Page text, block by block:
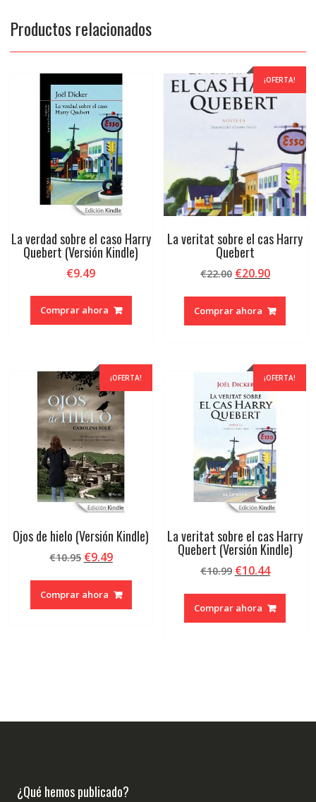
Productos relacionados
La verdad sobre el caso Harry
Quebert (Versión Kindle)
€9.49
Comprar ahora
¡OFERTA!
La veritat sobre el cas Harry
Quebert
€22.00 El
original
era:
€20.90El
actual
es:
Comprar ahora
¡OFERTA!
Ojos de hielo (Versión Kindle)
€10.95 El
original
era:
€9.49El
actual
es:
Comprar ahora
¡OFERTA!
La veritat sobre el cas Harry
Quebert (Versión Kindle)
€10.99 El
original
era:
€10.44El
actual
es:
Comprar ahora
¿Qué hemos publicado?